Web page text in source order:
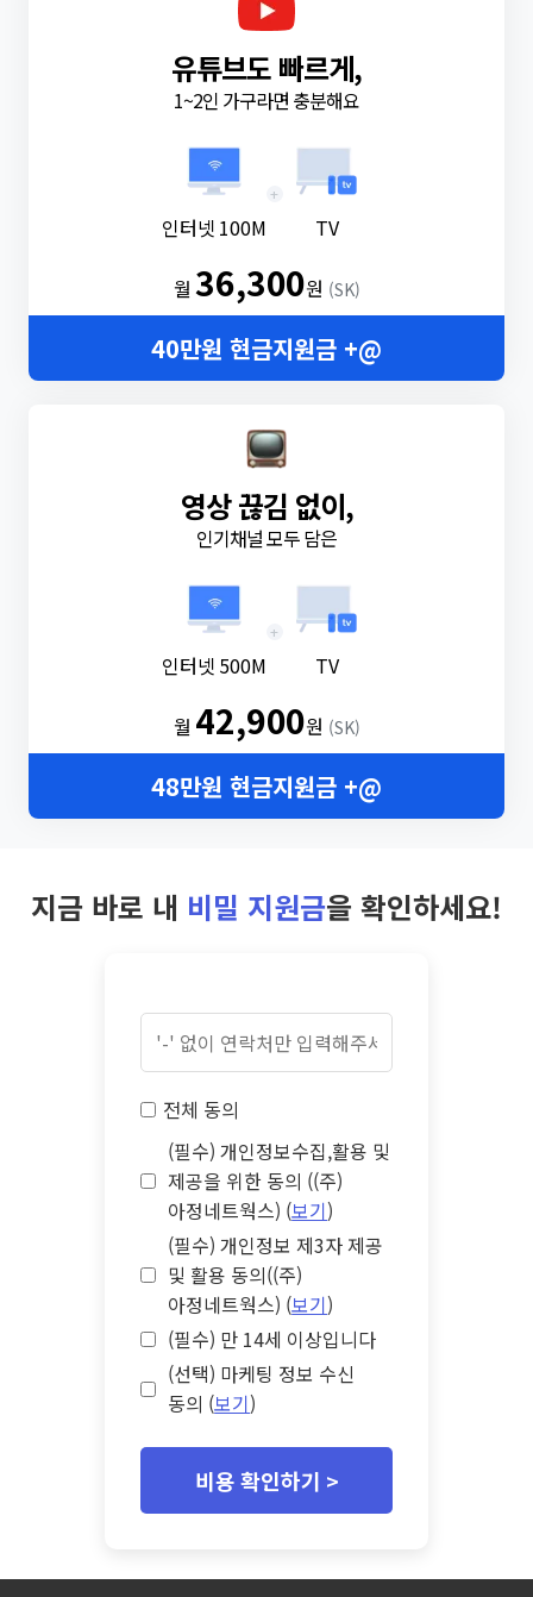
유튜브도 빠르게,
1~2인 가구라면 충분해요
인터넷 100M
+
TV
월36,300원 (SK)
40만원 현금지원금 +@
영상 끊김 없이,
인기채널 모두 담은
인터넷 500M
+
TV
월 42,900원 (SK)
48만원 현금지원금 +@
지금 바로 내 비밀 지원금을 확인하세요!
전체 동의
(필수) 개인정보수집,활용 및
제공을 위한 동의 ((주)
아정네트웍스) (보기)
(필수) 개인정보 제3자 제공
및 활용 동의((주)
아정네트웍스) (보기)
(필수) 만 14세 이상입니다
(선택) 마케팅 정보 수신
동의 (보기)
비용 확인하기 >